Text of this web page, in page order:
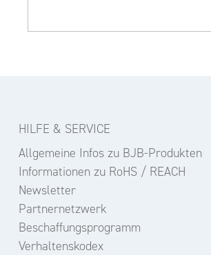
HILFE & SERVICE
Allgemeine Infos zu BJB-Produkten
Informationen zu RoHS / REACH
Newsletter
Partnernetzwerk
Beschaffungsprogramm
Verhaltenskodex